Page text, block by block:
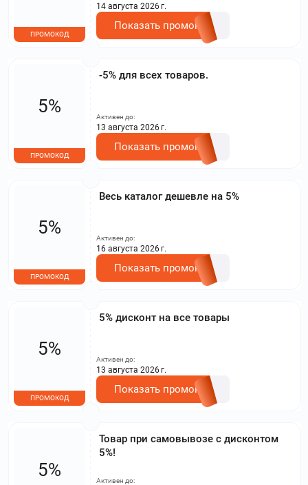
ПРОМОКОД
14 августа 2026 г.
Показать промокод
-5% для всех товаров.
5%
ПРОМОКОД
Активен до:
13 августа 2026 г.
Показать промокод
Весь каталог дешевле на 5%
5%
ПРОМОКОД
Активен до:
16 августа 2026 г.
Показать промокод
5% дисконт на все товары
5%
ПРОМОКОД
Активен до:
13 августа 2026 г.
Показать промокод
Товар при самовывозе с дисконтом
5%!
5%
Активен до: